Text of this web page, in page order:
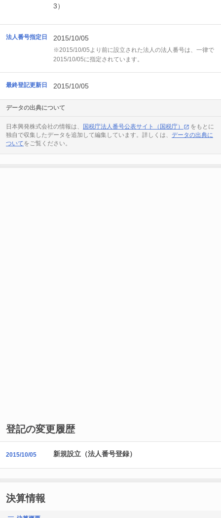
3）
法人番号指定日 2015/10/05
※2015/10/05より前に設立された法人の法人番号は、一律で
2015/10/05に指定されています。
最終登記更新日 2015/10/05
データの出典について
日本興発株式会社の情報は、 国税庁法人番号公表サイト（国税庁）
をもとに
独自で収集したデータを追加して編集しています。詳しくは、 データの出典に
ついてをご覧ください。
登記の変更履歴
2015/10/05 新規設立（法人番号登録）
決算情報